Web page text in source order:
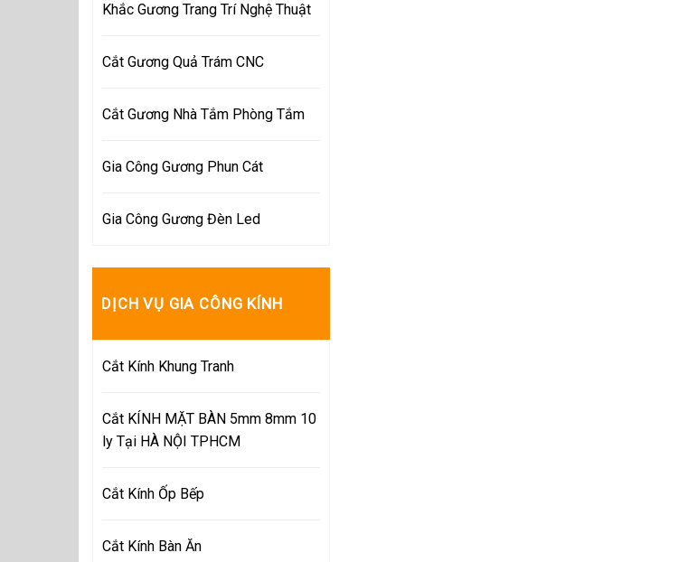
Khắc Gương Trang Trí Nghệ Thuật
Cắt Gương Quả Trám CNC
Cắt Gương Nhà Tắm Phòng Tắm
Gia Công Gương Phun Cát
Gia Công Gương Đèn Led
DỊCH VỤ GIA CÔNG KÍNH
Cắt Kính Khung Tranh
Cắt KÍNH MẶT BÀN 5mm 8mm 10
ly Tại HÀ NỘI TPHCM
Cắt Kính Ốp Bếp
Cắt Kính Bàn Ăn